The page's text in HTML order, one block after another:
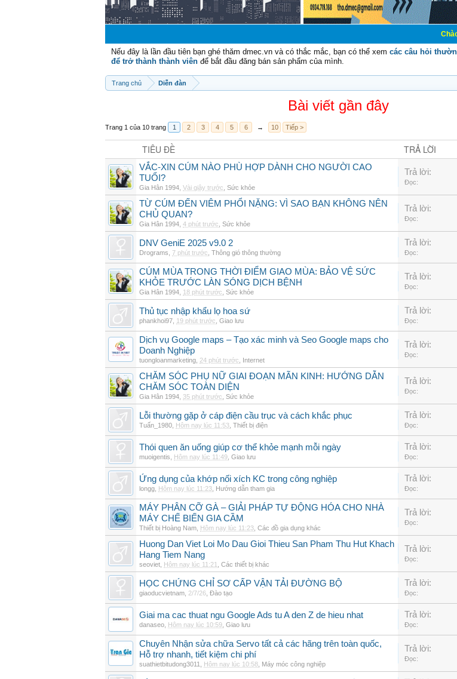
Chào mừng các
Nếu đây là lần đầu tiên bạn ghé thăm dmec.vn và có thắc mắc, bạn có thể xem các câu hỏi
để trở thành thành viên để bắt đầu đăng bán sản phẩm của mình.
Trang chủ Diễn đàn
Bài viết gần đây
Trang 1 của 10 trang 1 2 3 4 5 6 → 10 Tiếp >
TIÊU ĐỀ TRẢ LỜI
VẮC-XIN CÚM NÀO PHÙ HỢP DÀNH CHO NGƯỜI CAO
TUỔI?
Gia Hân 1994 Vài giây trước Sức khỏe
Trả lời:
Đọc:
TỪ CÚM ĐẾN VIÊM PHỔI NẶNG: VÌ SAO BẠN KHÔNG NÊN
CHỦ QUAN?
Gia Hân 1994 4 phút trước Sức khỏe
Trả lời:
Đọc:
DNV GeniE 2025 v9.0 2
Drograms 7 phút trước Thông gió thông thường
Trả lời:
Đọc:
CÚM MÙA TRONG THỜI ĐIỂM GIAO MÙA: BẢO VỆ SỨC
KHỎE TRƯỚC LÀN SÓNG DỊCH BỆNH
Gia Hân 1994 18 phút trước Sức khỏe
Trả lời:
Đọc:
Thủ tục nhập khẩu lọ hoa sứ
phankhoi97 19 phút trước Giao lưu
Trả lời:
Đọc:
Dịch vụ Google maps – Tạo xác minh và Seo Google maps cho
Doanh Nghiệp
tuongloanmarketing 24 phút trước Internet
Trả lời:
Đọc:
CHĂM SÓC PHỤ NỮ GIAI ĐOẠN MÃN KINH: HƯỚNG DẪN
CHĂM SÓC TOÀN DIỆN
Gia Hân 1994 35 phút trước Sức khỏe
Trả lời:
Đọc:
Lỗi thường gặp ở cáp điện cầu trục và cách khắc phục
Tuấn_1980 Hôm nay lúc 11:53 Thiết bị điện
Trả lời:
Đọc:
Thói quen ăn uống giúp cơ thể khỏe mạnh mỗi ngày
muoigentis Hôm nay lúc 11:49 Giao lưu
Trả lời:
Đọc:
Ứng dụng của khớp nối xích KC trong công nghiệp
longg Hôm nay lúc 11:23 Hướng dẫn tham gia
Trả lời:
Đọc:
MÁY PHÂN CỠ GÀ – GIẢI PHÁP TỰ ĐỘNG HÓA CHO NHÀ
MÁY CHẾ BIẾN GIA CẦM
Thiết bị Hoàng Nam Hôm nay lúc 11:23 Các đồ gia dụng khác
Trả lời:
Đọc:
Huong Dan Viet Loi Mo Dau Gioi Thieu San Pham Thu Hut Khach
Hang Tiem Nang
seoviet Hôm nay lúc 11:21 Các thiết bị khác
Trả lời:
Đọc:
HỌC CHỨNG CHỈ SƠ CẤP VẬN TẢI ĐƯỜNG BỘ
giaoducvietnam 2/7/26 Đào tạo
Trả lời:
Đọc:
Giai ma cac thuat ngu Google Ads tu A den Z de hieu nhat
danaseo Hôm nay lúc 10:59 Giao lưu
Trả lời:
Đọc:
Chuyên Nhận sửa chữa Servo tất cả các hãng trên toàn quốc,
Hỗ trợ nhanh, tiết kiệm chi phí
suathietbitudong3011 Hôm nay lúc 10:58 Máy móc công nghiệp
Trả lời:
Đọc: